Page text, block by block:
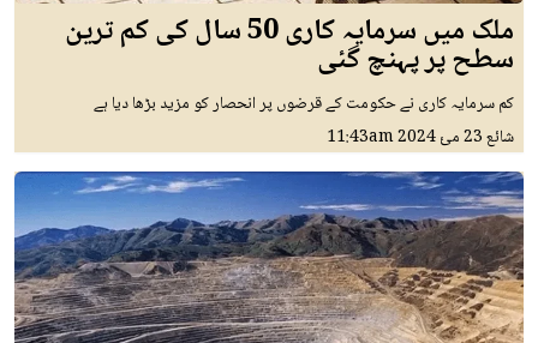
ملک میں سرمایہ کاری 50 سال کی کم ترین
سطح پر پہنچ گئی
کم سرمایہ کاری نے حکومت کے قرضوں پر انحصار کو مزید بڑھا دیا ہے
شائع23 مئ 2024 11:43am